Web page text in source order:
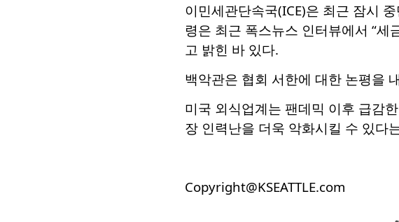
이민세관단속국(ICE)은 최근 잠시
령은 최근 폭스뉴스 인터뷰에서 “
고 밝힌 바 있다.
백악관은 협회 서한에 대한 논평을
미국 외식업계는 팬데믹 이후 급감
장 인력난을 더욱 악화시킬 수 있다
Copyright@KSEATTLE.com